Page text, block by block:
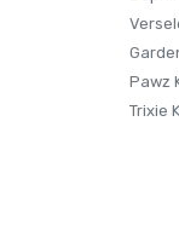
Pawz
Trixie